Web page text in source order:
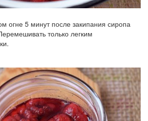
огне 5 минут после закипания сиропа
только легким